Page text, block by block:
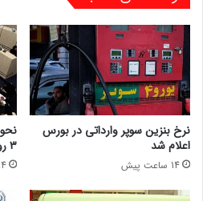
نرخ بنزین سوپر وارداتی در بورس
اعلام شد
14 ساعت پیش
۳ روزه تهران
14